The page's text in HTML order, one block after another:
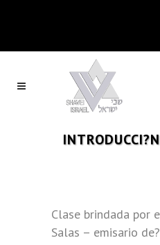
Clase brindada por
Salas – emisario de?